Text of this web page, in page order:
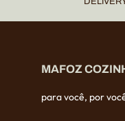
MAFOZ
para você, por